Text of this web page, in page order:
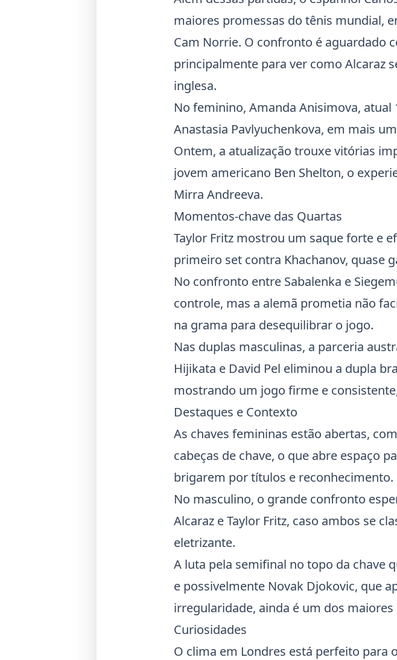
maiores promessas do tênis mundial,
Cam Norrie. O confronto é aguardado
principalmente para ver como Alcaraz
inglesa.
No feminino, Amanda Anisimova, atual
Anastasia Pavlyuchenkova, em mais
Ontem, a atualização trouxe vitórias
jovem americano Ben Shelton, o
Mirra Andreeva.
Momentos-chave das Quartas
Taylor Fritz mostrou um saque forte e
primeiro set contra Khachanov, quase
No confronto entre Sabalenka e
controle, mas a alemã prometia não
na grama para desequilibrar o jogo.
Nas duplas masculinas, a parceria
Hijikata e David Pel eliminou a dupla
mostrando um jogo firme e
Destaques e Contexto
As chaves femininas estão abertas,
cabeças de chave, o que abre espaço
brigarem por títulos e reconhecimento.
No masculino, o grande confronto
Alcaraz eTaylor Fritz, caso ambos se
eletrizante.
A luta pela semifinal no topo da chave
e possivelmente Novak Djokovic, que
irregularidade, ainda é um dos
Curiosidades
O clima em Londres está perfeito para